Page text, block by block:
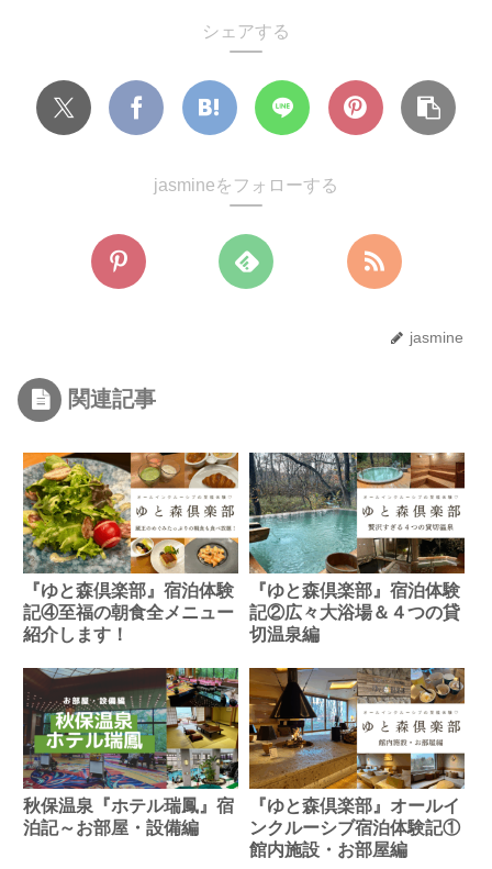
シェアする
jasmineをフォローする
jasmine
関連記事
『ゆと森倶楽部』宿泊体験
記④至福の朝食全メニュー
紹介します！
『ゆと森倶楽部』宿泊体験
記②広々大浴場＆４つの貸
切温泉編
秋保温泉『ホテル瑞鳳』宿
泊記～お部屋・設備編
『ゆと森倶楽部』オールイ
ンクルーシブ宿泊体験記①
館内施設・お部屋編